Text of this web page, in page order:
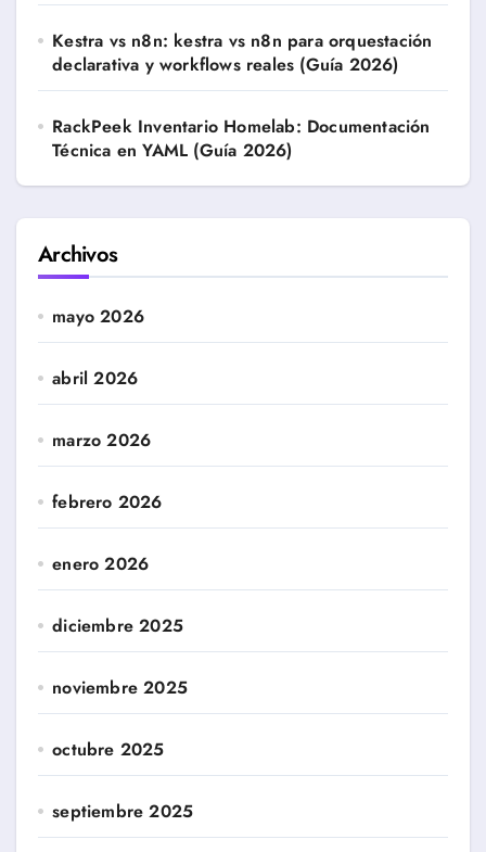
Kestra vs n8n: kestra vs n8n para orquestación
declarativa y workflows reales (Guía 2026)
RackPeek Inventario Homelab: Documentación
Técnica en YAML (Guía 2026)
Archivos
mayo 2026
abril 2026
marzo 2026
febrero 2026
enero 2026
diciembre 2025
noviembre 2025
octubre 2025
septiembre 2025